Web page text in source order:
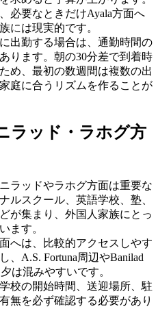
必要なときだけAyala方面へ
には現実的です。
出勤する場合は、通勤時間の
ります。朝の30分差で到着時
め、最初の数週間は複数の出
庭に合うリズムを作ることが
ラッド・ラホグ方
ラッドやラホグ方面は重要な
ルスクール、英語学校、塾、
が集まり、外国人家族にとっ
ます。
へは、比較的アクセスしやす
、A.S. Fortuna周辺やBanilad
は混みやすいです。
校の開始時間、送迎場所、駐
無を必ず確認する必要があり